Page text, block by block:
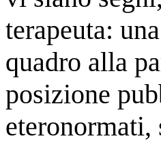
terapeuta:
quadro alla
posizione